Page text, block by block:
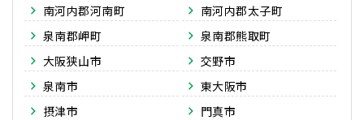
南河内郡河南町
南河内郡太子町
泉南郡岬町
泉南郡熊取町
大阪狭山市
交野市
泉南市
東大阪市
摂津市
門真市